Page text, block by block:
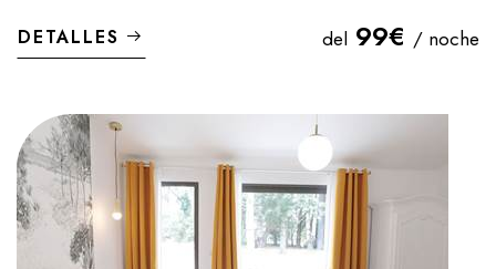
DETALLES del 99€ / noche